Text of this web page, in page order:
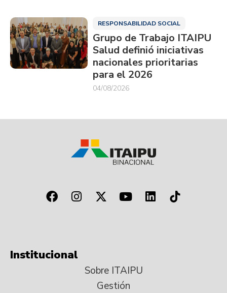
RESPONSABILIDAD SOCIAL
Grupo de Trabajo ITAIPU
Salud definió iniciativas
nacionales prioritarias
para el 2026
04/08/2026
Institucional
Sobre ITAIPU
Gestión